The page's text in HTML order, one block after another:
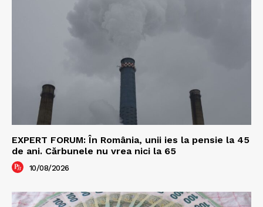
EXPERT FORUM: În România, unii ies la pensie la 45
de ani. Cărbunele nu vrea nici la 65
10/08/2026